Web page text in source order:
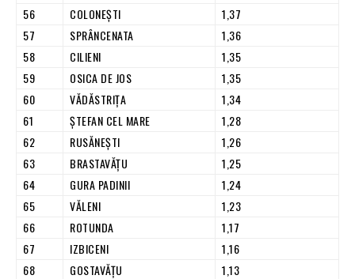
56
COLONEŞTI
1,37
57
SPRÂNCENATA
1,36
58
CILIENI
1,35
59
OSICA DE JOS
1,35
60
VĂDĂSTRIŢA
1,34
61
ŞTEFAN CEL MARE
1,28
62
RUSĂNEŞTI
1,26
63
BRASTAVĂŢU
1,25
64
GURA PADINII
1,24
65
VĂLENI
1,23
66
ROTUNDA
1,17
67
IZBICENI
1,16
68
GOSTAVĂŢU
1,13